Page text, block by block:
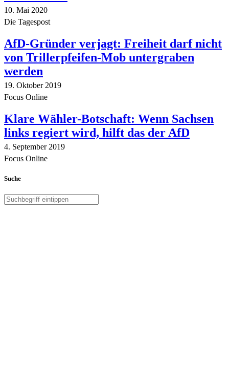
10. Mai 2020
Die Tagespost
AfD-Gründer verjagt: Freiheit darf nicht
von Trillerpfeifen-Mob untergraben
werden
19. Oktober 2019
Focus Online
Klare Wähler-Botschaft: Wenn Sachsen
links regiert wird, hilft das der AfD
4. September 2019
Focus Online
Suche